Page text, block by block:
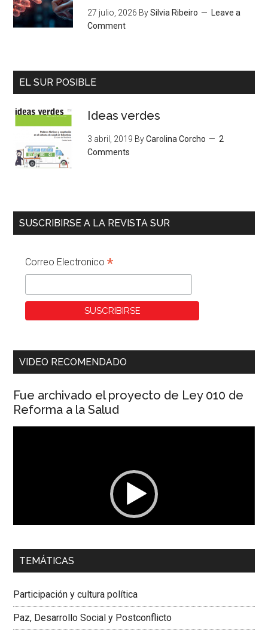
27 julio, 2026 BySilvia Ribeiro
Leave a
Comment
EL SUR POSIBLE
Ideas verdes
3 abril, 2019 ByCarolina Corcho
2
Comments
SUSCRIBIRSE A LA REVISTA SUR
Correo Electronico*
VIDEO RECOMENDADO
Fue archivado el proyecto de Ley 010 de
Reforma a la Salud
00:00 01:04
Dra. Carolina Corcho Mejía,Presidenta Corporación
Colombiana
TEMÁTICAS
Participación y cultura política
Paz, Desarrollo Social y Postconflicto